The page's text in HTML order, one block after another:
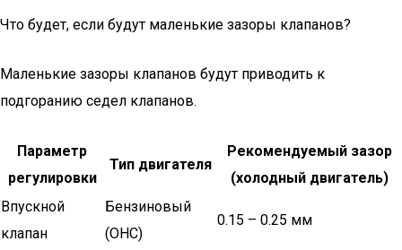
Что будет, если будут маленькие зазоры клапанов?
Маленькие зазоры клапанов будут приводить к
подгоранию седел клапанов.
Параметр
регулировки
Тип двигателя
Рекомендуемый зазор
(холодный двигатель)
Впускной
клапан
Бензиновый
(OHC)
0.15 – 0.25 мм